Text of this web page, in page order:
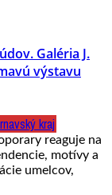
Galéria J.
výstavu
kraj
reaguje na
motívy a
umelcov,